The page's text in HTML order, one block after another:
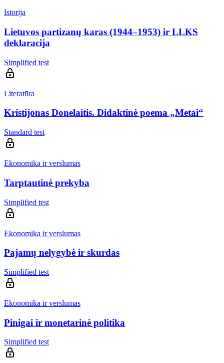
Istorija
Lietuvos partizanų karas (1944–1953) ir LLKS
deklaracija
Simplified test
Literatūra
Kristijonas Donelaitis. Didaktinė poema „Metai“
Standard test
Ekonomika ir verslumas
Tarptautinė prekyba
Simplified test
Ekonomika ir verslumas
Pajamų nelygybė ir skurdas
Simplified test
Ekonomika ir verslumas
Pinigai ir monetarinė politika
Simplified test